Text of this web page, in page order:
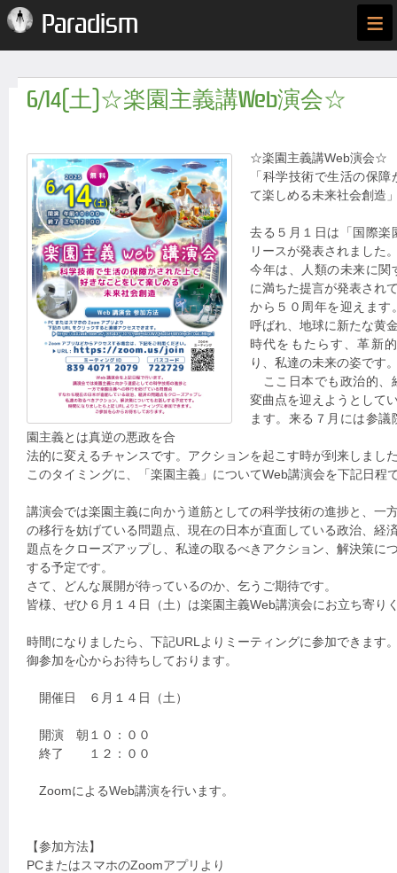
Paradism ≡
6/14(土)☆楽園主義講Web演会☆
☆楽園主義講Web演会☆
「科学技術で生活の保
て楽しめる未来社会創造
去る５月１日は「国際楽
リースが発表されました
今年は、人類の未来に関
に満ちた提言が発表され
から５０周年を迎えます
呼ばれ、地球に新たな黄
時代をもたらす、革新
り、私達の未来の姿です
ここ日本でも政治的、
変曲点を迎えようとして
ます。来る７月には参
園主義とは真逆の悪政を合
法的に変えるチャンスです。アクションを起こす時が到来しまし
このタイミングに、「楽園主義」についてWeb講演会を下記日程
講演会では楽園主義に向かう道筋としての科学技術の進捗と、一
の移行を妨げている問題点、現在の日本が直面している政治、経
題点をクローズアップし、私達の取るべきアクション、解決策に
する予定です。
さて、どんな展開が待っているのか、乞うご期待です。
皆様、ぜひ６月１４日（土）は楽園主義Web講演会にお立ち寄り
時間になりましたら、下記URLよりミーティングに参加できます
御参加を心からお待ちしております。
開催日 ６月１４日（土）
開演 朝１０：００
終了 １２：００
ZoomによるWeb講演を行います。
【参加方法】
PCまたはスマホのZoomアプリより